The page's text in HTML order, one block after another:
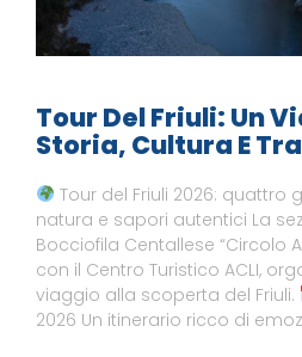
Tour Del Friuli: Un
Storia, Cultura E
Tour del Friuli 2026: quattro
natura e sapori autentici La
Bocciofila Centallese “Circolo
con il Centro Turistico ACLI,
viaggio alla scoperta del Friuli.
2026 Un itinerario ricco di